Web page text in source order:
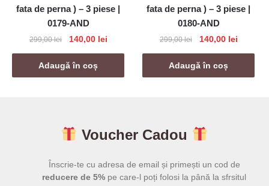
fata de perna ) – 3 piese |
0179-AND
299,00lei
Prețul
inițial
a
fost:
140,00 leiPrețul
curent
140,00 lei.
Adaugă în coș
fata de perna ) – 3 piese |
0180-AND
299,00lei
Prețul
inițial
a
fost:
140,00 leiPrețul
curent
140,00
Adaugă în coș
Voucher Cadou
Înscrie-te cu adresa de email și primești un cod de
reducere de 5% pe care-l poți folosi la până la sfrsitul